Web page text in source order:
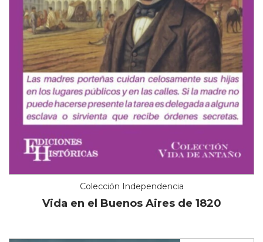
Colección Independencia
Vida en el Buenos Aires de 1820